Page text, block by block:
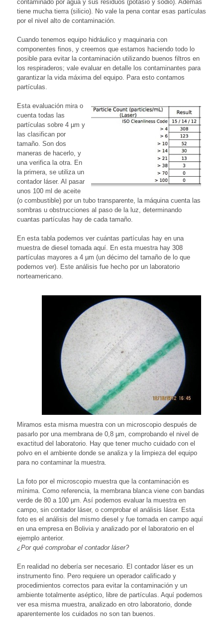
contaminado por agua y sus residuos (potasio y sodio). Además
tiene mucha tierra (silicio). No vale la pena contar esas partículas
por el nivel alto de contaminación.
Cuando tenemos equipo hidráulico y maquinaria con
componentes finos, y creemos que estamos haciendo todo lo
posible para evitar la contaminación utilizando buenos filtros en
los respiraderos; vale evaluar en detalle los contaminantes para
garantizar la vida máxima del equipo. Para esto contamos
partículas.
Esta evaluación mira o
cuenta todas las
partículas sobre 4 µm y
las clasifican por
tamaño. Son dos
maneras de hacerlo, y
una verifica la otra. En
la primera, se utiliza un
contador láser. Al pasar
unos 100 ml de aceite
(o combustible) por un tubo transparente, la máquina cuenta las
sombras u obstrucciones al paso de la luz, determinando
cuantas partículas hay de cada tamaño.
En esta tabla podemos ver cuántas partículas hay en una
muestra de diesel tomada aquí. En esta muestra hay 308
partículas mayores a 4 µm (un décimo del tamaño de lo que
podemos ver). Este análisis fue hecho por un laboratorio
norteamericano.
Miramos esta misma muestra con un microscopio después de
pasarlo por una membrana de 0,8 µm, comprobando el nivel de
exactitud del laboratorio. Hay que tener mucho cuidado con el
polvo en el ambiente donde se analiza y la limpieza del equipo
para no contaminar la muestra.
La foto por el microscopio muestra que la contaminación es
mínima. Como referencia, la membrana blanca viene con bandas
verde de 80 a 100 µm. Así podemos evaluar la muestra en
campo, sin contador láser, o comprobar el análisis láser. Esta
foto es el análisis del mismo diesel y fue tomada en campo aquí
en una empresa en Bolivia y analizado por el laboratorio en el
ejemplo anterior.
¿Por qué comprobar el contador láser?
En realidad no debería ser necesario. El contador láser es un
instrumento fino. Pero requiere un operador calificado y
procedimientos correctos para evitar la contaminación y un
ambiente totalmente aséptico, libre de partículas. Aquí podemos
ver esa misma muestra, analizado en otro laboratorio, donde
aparentemente los cuidados no son tan buenos.